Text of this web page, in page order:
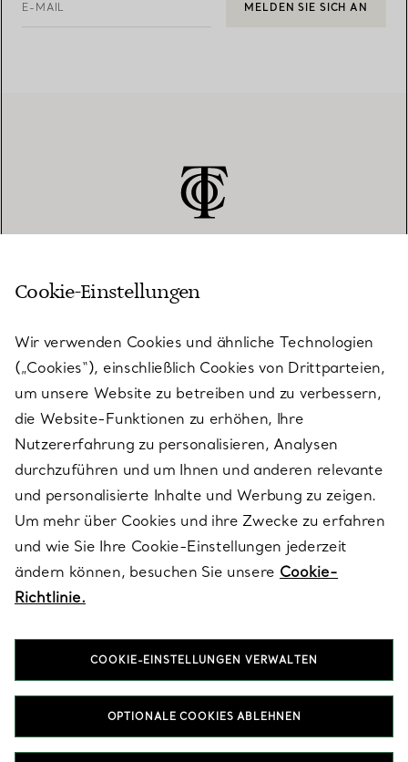
E-MAIL MELDEN SIE SICH AN
KUNDENSERVICE
SERVICES
ÜBER TIFFANY & CO.
RECHTLICHE HINWEISE
FOLGEN SIE UNS
T&Co. 2026
Cookie-Einstellungen
Wir verwenden Cookies und ähnliche Technologien
(„Cookies“), einschließlich Cookies von Drittparteien,
um unsere Website zu betreiben und zu verbessern,
die Website-Funktionen zu erhöhen, Ihre
Nutzererfahrung zu personalisieren, Analysen
durchzuführen und um Ihnen und anderen relevante
und personalisierte Inhalte und Werbung zu zeigen.
Um mehr über Cookies und ihre Zwecke zu erfahren
und wie Sie Ihre Cookie-Einstellungen jederzeit
ändern können, besuchen Sie unsere Cookie-
Richtlinie.
COOKIE-EINSTELLUNGEN VERWALTEN
OPTIONALE COOKIES ABLEHNEN